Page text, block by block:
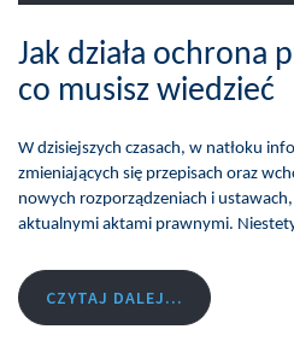
Jak działa ochrona
co musisz wiedzieć
W dzisiejszych czasach, w natłoku
zmieniających się przepisach oraz
nowych rozporządzeniach i
aktualnymi aktami prawnymi.
CZYTAJ DALEJ...